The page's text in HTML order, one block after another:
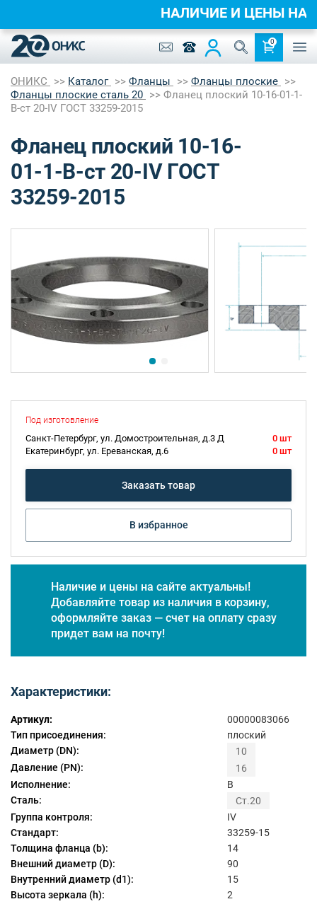
0
ОНИКС Каталог Фланцы
Фланцы плоские
Фланцы плоские сталь 20
Фланец плоский 10-16-01-1-
B-ст 20-IV ГОСТ 33259-2015
Фланец плоский 10-16-
01-1-B-ст 20-IV ГОСТ
33259-2015
Под изготовление
Санкт-Петербург, ул. Домостроительная, д.3 Д
0 шт
Екатеринбург, ул. Ереванская, д.6
0 шт
Заказать товар
В избранное
Наличие и цены на сайте актуальны!
Добавляйте товар из наличия в корзину,
оформляйте заказ — счет на оплату сразу
придет вам на почту!
Характеристики:
Артикул:
00000083066
Тип присоединения:
плоский
Диаметр (DN):
10
Давление (PN):
16
Исполнение:
B
Сталь:
Ст.20
Группа контроля:
IV
Стандарт:
33259-15
Толщина фланца (b):
14
Внешний диаметр (D):
90
Внутренний диаметр (d1):
15
Высота зеркала (h):
2
НАЛИЧИЕ И ЦЕНЫ